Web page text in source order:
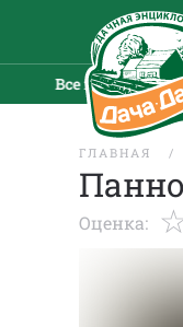
Все новости
ГЛАВНАЯ
Оценка: